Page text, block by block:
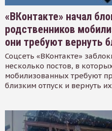
«ВКонтакте» начал
родственников
они требуют вернуть
Соцсеть «ВКонтакте»
несколько постов, в
мобилизованных требуют
близким отпуск и вернуть